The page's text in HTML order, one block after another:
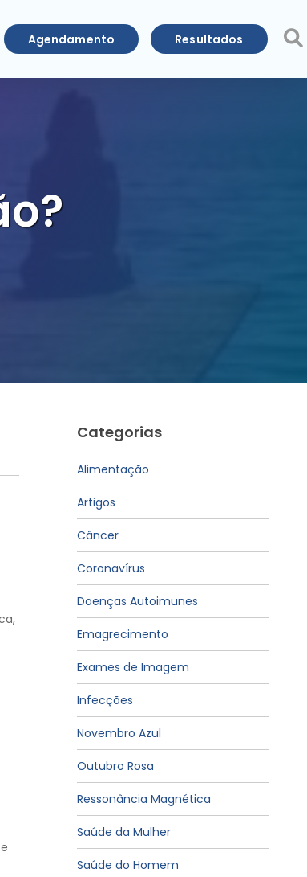
Agendamento Resultados
Categorias
Alimentação
Artigos
Câncer
Coronavírus
Doenças Autoimunes
Emagrecimento
Exames de Imagem
Infecções
Novembro Azul
Outubro Rosa
Ressonância Magnética
Saúde da Mulher
Saúde do Homem